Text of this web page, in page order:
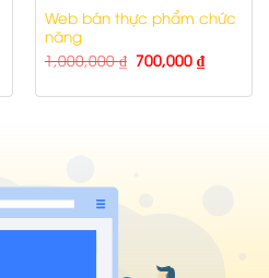
Web bán thực phẩm chức
năng
1,000,000₫ 700,000 ₫